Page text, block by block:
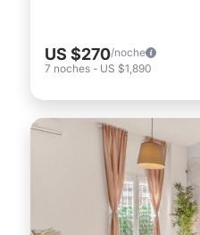
US $270/noche
7 noches - US $1,890